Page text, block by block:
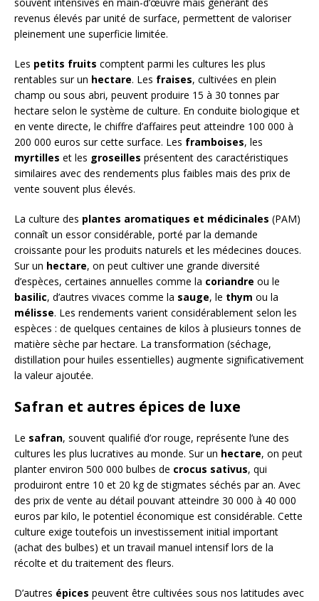
revenus élevés par unité de surface, permettent de valoriser
pleinement une superficie limitée.
Les petits fruits comptent parmi les cultures les plus
rentables sur un hectare. Les fraises, cultivées en plein
champ ou sous abri, peuvent produire 15 à 30 tonnes par
hectare selon le système de culture. En conduite biologique et
en vente directe, le chiffre d’affaires peut atteindre 100 000 à
200 000 euros sur cette surface. Les framboises, les
myrtilles et les groseilles présentent des caractéristiques
similaires avec des rendements plus faibles mais des prix de
vente souvent plus élevés.
La culture des plantes aromatiques et médicinales (PAM)
connaît un essor considérable, porté par la demande
croissante pour les produits naturels et les médecines douces.
Sur un hectare, on peut cultiver une grande diversité
d’espèces, certaines annuelles comme la coriandre ou le
basilic, d’autres vivaces comme la sauge, le thym ou la
mélisse. Les rendements varient considérablement selon les
espèces : de quelques centaines de kilos à plusieurs tonnes de
matière sèche par hectare. La transformation (séchage,
distillation pour huiles essentielles) augmente significativement
la valeur ajoutée.
Safran et autres épices de luxe
Le safran, souvent qualifié d’or rouge, représente l’une des
cultures les plus lucratives au monde. Sur un hectare, on peut
planter environ 500 000 bulbes de crocus sativus, qui
produiront entre 10 et 20 kg de stigmates séchés par an. Avec
des prix de vente au détail pouvant atteindre 30 000 à 40 000
euros par kilo, le potentiel économique est considérable. Cette
culture exige toutefois un investissement initial important
(achat des bulbes) et un travail manuel intensif lors de la
récolte et du traitement des fleurs.
D’autres épices peuvent être cultivées sous nos latitudes avec